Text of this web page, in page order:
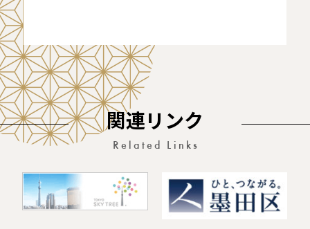
関連リンク
Related Links